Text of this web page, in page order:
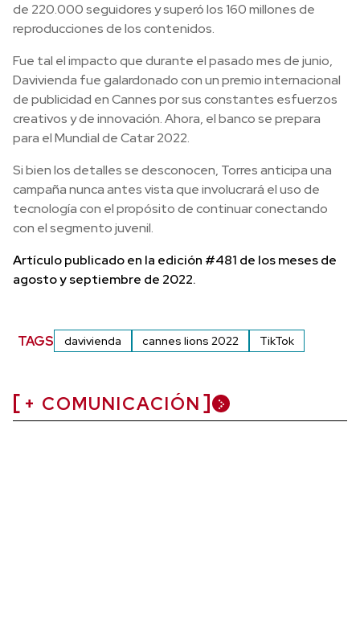
de 220.000 seguidores y superó los 160 millones de
reproducciones de los contenidos.
Fue tal el impacto que durante el pasado mes de junio,
Davivienda fue galardonado con un premio internacional
de publicidad en Cannes por sus constantes esfuerzos
creativos y de innovación. Ahora, el banco se prepara
para el Mundial de Catar 2022.
Si bien los detalles se desconocen, Torres anticipa una
campaña nunca antes vista que involucrará el uso de
tecnología con el propósito de continuar conectando
con el segmento juvenil.
Artículo publicado en la edición #481 de los meses de
agosto y septiembre de 2022.
TAGS davivienda cannes lions 2022 TikTok
+ COMUNICACIÓN